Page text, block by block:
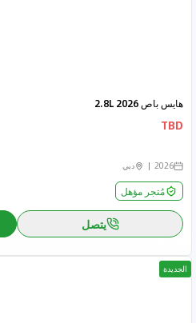
هايس باص 2026 2.8L
TBD
2026 دبي
مُتجر مؤهل
يتصل
الجديدة